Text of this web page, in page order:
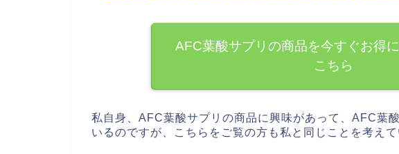
AFC葉酸サプリの商品を今すぐお得
こちら
私自身、AFC葉酸サプリの商品に興味があって、AFC葉
いるのですが、こちらをご覧の方も私と同じことを考え